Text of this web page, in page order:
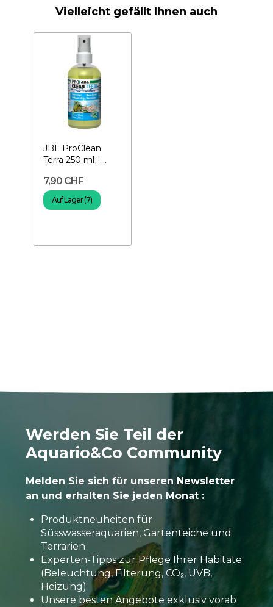
Vielleicht gefällt Ihnen auch
JBL ProClean
Terra 250 ml –
7,90 CHF
Auf Lager (7)
Werden Sie Teil der
Aquario&Co Community
Melden Sie sich für unseren Newsletter
an und erhalten Sie jeden Monat :
Produktneuheiten für
Süsswasseraquarien, Gartenteiche und
Terrarien
Experten-Tipps zur Pflege Ihrer Habitate
(Beleuchtung, Filterung, CO₂, UVB,
Heizung)
Unsere besten Angebote exklusiv vorab